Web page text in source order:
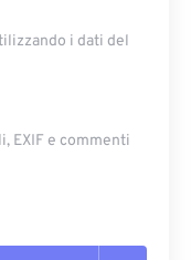
i dati del
EXIF ​​e commenti